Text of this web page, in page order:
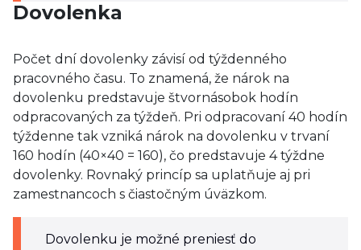
Dovolenka
Počet dní dovolenky závisí od týždenného
pracovného času. To znamená, že nárok na
dovolenku predstavuje štvornásobok hodín
odpracovaných za týždeň. Pri odpracovaní 40 hodín
týždenne tak vzniká nárok na dovolenku v trvaní
160 hodín (40×40 = 160), čo predstavuje 4 týždne
dovolenky. Rovnaký princíp sa uplatňuje aj pri
zamestnancoch s čiastočným úväzkom.
Dovolenku je možné preniesť do